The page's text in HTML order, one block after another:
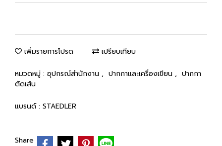
เพิ่มรายการโปรด เปรียบเทียบ
หมวดหมู่ : อุปกรณ์สำนักงาน , ปากกาและเครื่องเขียน , ปากกา
ตัดเส้น
แบรนด์ : STAEDLER
Share